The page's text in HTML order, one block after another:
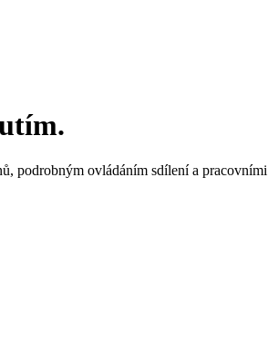
podrobným ovládáním sdílení a